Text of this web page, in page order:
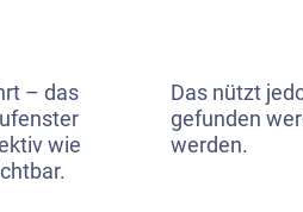
– das
wie
Das nützt
gefunden
werden.